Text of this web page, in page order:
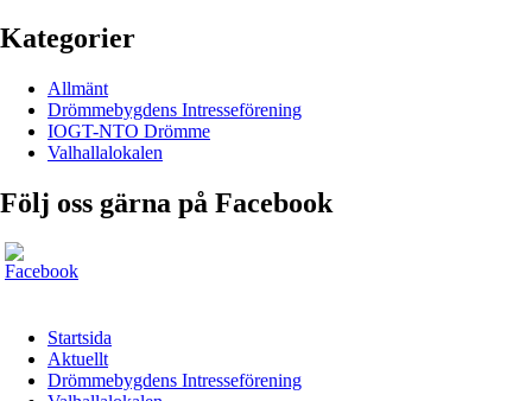
Kategorier
Allmänt
Drömmebygdens Intresseförening
IOGT-NTO Drömme
Valhallalokalen
Följ oss gärna på Facebook
Startsida
Aktuellt
Drömmebygdens Intresseförening